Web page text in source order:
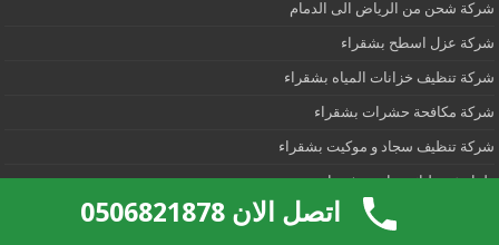
شركة شحن من الرياض الى الدمام
شركة عزل اسطح بشقراء
شركة تنظيف خزانات المياه بشقراء
شركة مكافحة حشرات بشقراء
شركة تنظيف سجاد و موكيت بشقراء
طوارئ تسليك مجاري بشقراء
فني تركيب اطباق الدش بشقراءاتصل الان 0506821878